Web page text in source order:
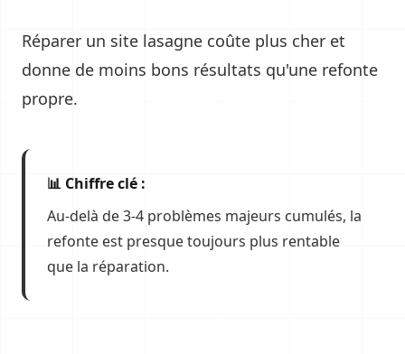
Réparer un site lasagne coûte plus cher et
donne de moins bons résultats qu'une refonte
propre.
📊 Chiffre clé :
Au-delà de 3-4 problèmes majeurs cumulés, la
refonte est presque toujours plus rentable
que la réparation.